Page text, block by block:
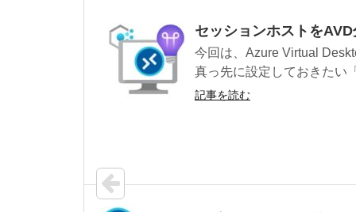
セッションホストを
今回は、Azure Virtual
真っ先に設定しておきたい
記事を読む